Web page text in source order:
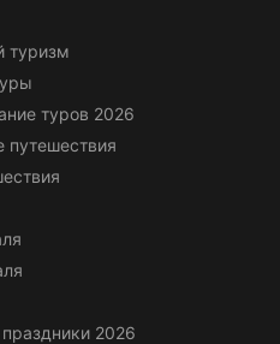
туризм
туров 2026
путешествия
2026